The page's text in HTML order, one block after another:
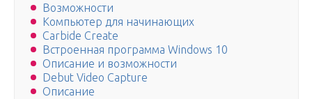
Возможности
Компьютер для начинающих
Carbide Create
Встроенная программа Windows 10
Описание и возможности
Debut Video Capture
Описание